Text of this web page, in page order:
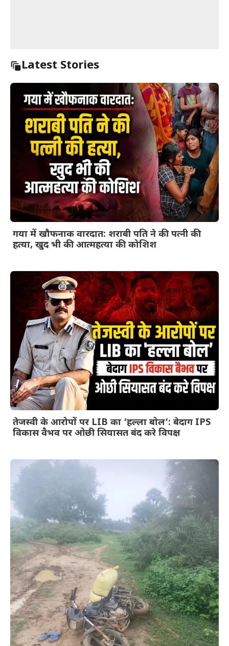
Latest Stories
गया में खौफनाक वारदात: शराबी पति ने की पत्नी की
हत्या, खुद भी की आत्महत्या की कोशिश
तेजस्वी के आरोपों पर LIB का ‘हल्ला बोल’: बेदाग IPS
विकास वैभव पर ओछी सियासत बंद करे विपक्ष